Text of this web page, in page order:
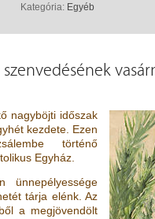
Kategória: Egyéb
szenvedésének
nagyböjti időszak
kezdete. Ezen
történő
Egyház.
ünnepélyessége
tárja elénk. Az
a megjövendölt